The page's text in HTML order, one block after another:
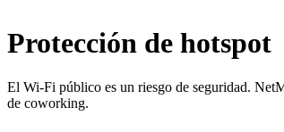
Protección de hotspot
El Wi-Fi público es un riesgo de seguridad.
de coworking.